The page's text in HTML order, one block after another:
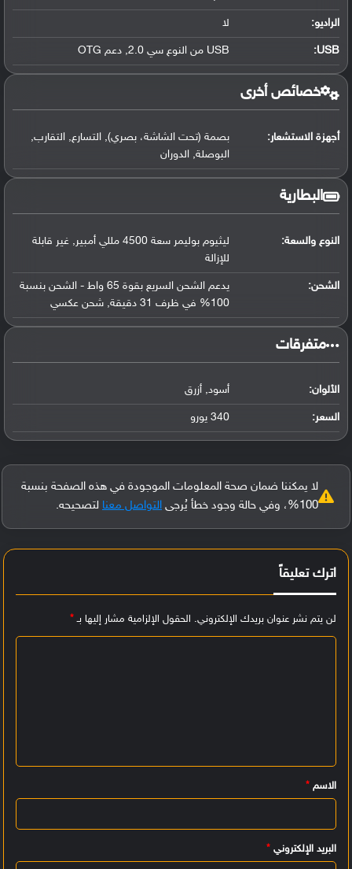
الراديو: لا
USB
: USB من النوع سي 2.0, دعم OTG
خصائص أخرى
أجهزة الاستشعار:
بصمة (تحت الشاشة، بصري), التسارع, التقارب,
البوصلة, الدوران
البطارية
النوع والسعة:
ليثيوم بوليمر سعة 4500 مللي أمبير, غير قابلة
للإزالة
الشحن:
يدعم الشحن السريع بقوة 65 واط - الشحن بنسبة
100% في ظرف 31 دقيقة, شحن عكسي
‏متفرقات‏
الألوان: أسود, أزرق
السعر: 340 يورو
لا يمكننا ضمان صحة المعلومات الموجودة في هذه الصفحة بنسبة
100%، وفي حالة وجود خطأ يُرجى
التواصل معنا لتصحيحه.
اترك تعليقاً
لن يتم نشر عنوان بريدك الإلكتروني. الحقول الإلزامية مشار إليها بـ*
ي
ق
الاسم *
البريد الإلكتروني *